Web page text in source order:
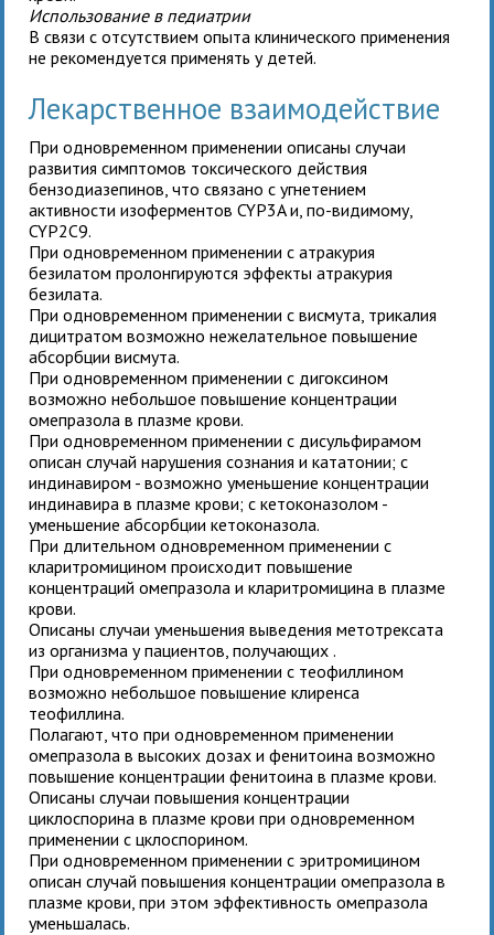
Использование в педиатрии
В связи с отсутствием опыта клинического применения
не рекомендуется применять у детей.
Лекарственное взаимодействие
При одновременном применении описаны случаи
развития симптомов токсического действия
бензодиазепинов, что связано с угнетением
активности изоферментов CYP3A и, по-видимому,
CYP2C9.
При одновременном применении с атракурия
безилатом пролонгируются эффекты атракурия
безилата.
При одновременном применении с висмута, трикалия
дицитратом возможно нежелательное повышение
абсорбции висмута.
При одновременном применении с дигоксином
возможно небольшое повышение концентрации
омепразола в плазме крови.
При одновременном применении с дисульфирамом
описан случай нарушения сознания и кататонии; с
индинавиром - возможно уменьшение концентрации
индинавира в плазме крови; с кетоконазолом -
уменьшение абсорбции кетоконазола.
При длительном одновременном применении с
кларитромицином происходит повышение
концентраций омепразола и кларитромицина в плазме
крови.
Описаны случаи уменьшения выведения метотрексата
из организма у пациентов, получающих .
При одновременном применении с теофиллином
возможно небольшое повышение клиренса
теофиллина.
Полагают, что при одновременном применении
омепразола в высоких дозах и фенитоина возможно
повышение концентрации фенитоина в плазме крови.
Описаны случаи повышения концентрации
циклоспорина в плазме крови при одновременном
применении с цклоспорином.
При одновременном применении с эритромицином
описан случай повышения концентрации омепразола в
плазме крови, при этом эффективность омепразола
уменьшалась.